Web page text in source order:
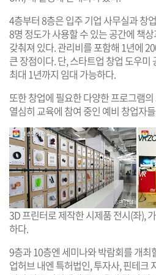
4층부터 8층은 입주 기업 사무실과 창
8명 정도가 사용할 수 있는 공간에 책
갖춰져 있다. 관리비를 포함해 1년에
큰 장점이다. 단, 스타트업 창업 도우미
최대 1년까지 임대 가능하다.
또한 창업에 필요한 다양한 프로그램
열심히 교육에 참여 중인 예비 창업자
3D 프린터로 제작한 시제품 전시(좌),
하다.
9층과 10층엔 세미나와 박람회를 개최
업허브 내엔 특허법인, 투자사, 핀테크